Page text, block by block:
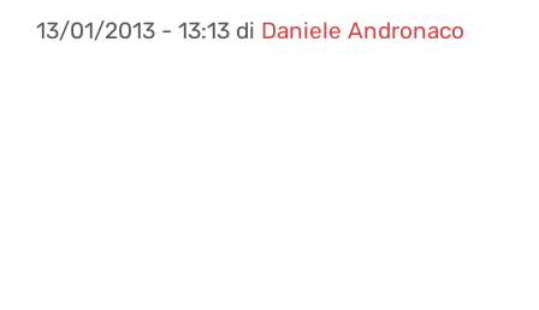
13/01/2013 - 13:13 di Daniele Andronaco